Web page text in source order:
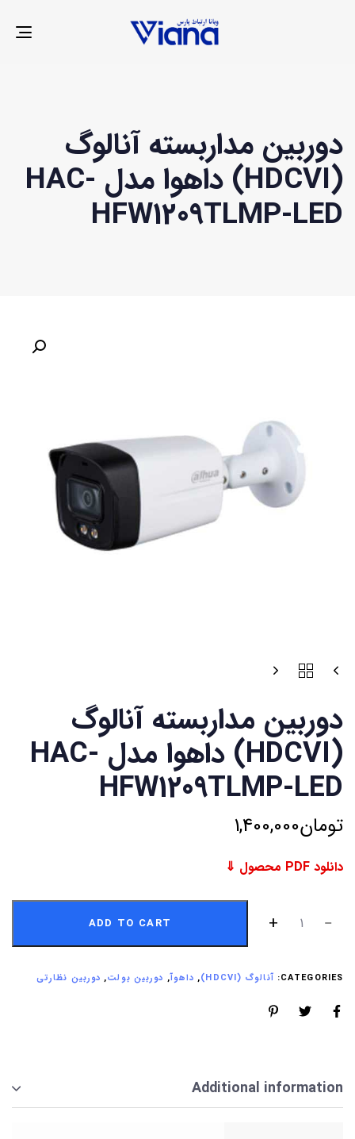
دوربین مداربسته آنالوگ
(HDCVI) داهوا مدل HAC-
HFW1209TLMP-LED
دوربین مداربسته آنالوگ
(HDCVI) داهوا مدل HAC-
HFW1209TLMP-LED
تومان1,400,000
دانلود PDF محصول ⇓
ADD TO CART
CATEGORIES: آنالوگ (HDCVI) , داهوآ, دوربین بولت, دوربین نظارتی
Additional information